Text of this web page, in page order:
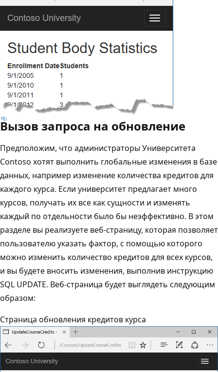
Вызов запроса на обновление
Предположим, что администраторы Университета
Contoso хотят выполнить глобальные изменения в базе
данных, например изменение количества кредитов для
каждого курса. Если университет предлагает много
курсов, получать их все как сущности и изменять
каждый по отдельности было бы неэффективно. В этом
разделе вы реализуете веб-страницу, которая позволяет
пользователю указать фактор, с помощью которого
можно изменить количество кредитов для всех курсов,
и вы будете вносить изменения, выполнив инструкцию
SQL UPDATE. Веб-страница будет выглядеть следующим
образом:
Страница обновления кредитов курса